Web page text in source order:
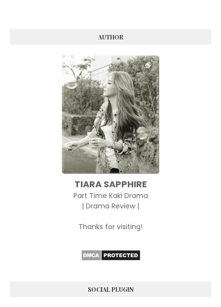
AUTHOR
TIARA SAPPHIRE
Part Time Kaki Drama
| Drama Review |
Thanks for visiting!
SOCIAL PLUGIN